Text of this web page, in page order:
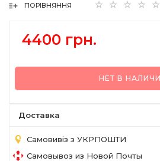
ПОРІВНЯННЯ
4400 грн.
НЕТ В
Доставка
Самовивіз з УКРПОШТИ
Самовывоз из Новой Почты